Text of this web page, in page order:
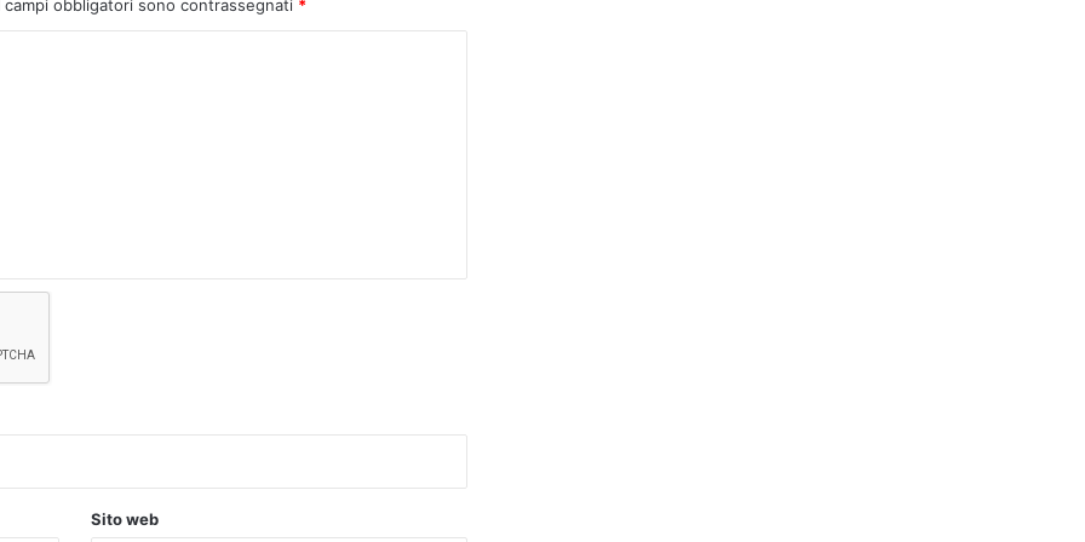
campi obbligatori sono contrassegnati *
Sito web